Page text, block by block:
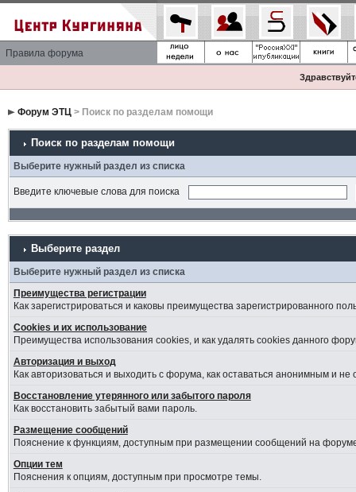
Правила форума
Форум ЭТЦ> Поиск по разделам помощи
Поиск по разделам помощи
Выберите нужный раздел из списка
Введите ключевые слова для поиска
Выберите раздел
Выберите нужный раздел из списка
Преимущества регистрации
Как зарегистрироваться и каковы преимущества зарегистрированного
Cookies и их использование
Преимущества использования cookies, и как удалять cookies данного
Авторизация и выход
Как авторизоваться и выходить с форума, как оставаться анонимным и
Восстановление утерянного или забытого пароля
Как восстановить забытый вами пароль.
Размещение сообщений
Пояснение к функциям, доступным при размещении сообщений на
Опции тем
Пояснения к опциям, доступным при просмотре темы.